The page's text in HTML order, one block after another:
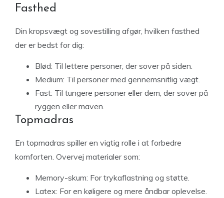
Fasthed
Din kropsvægt og sovestilling afgør, hvilken fasthed
der er bedst for dig:
Blød: Til lettere personer, der sover på siden.
Medium: Til personer med gennemsnitlig vægt.
Fast: Til tungere personer eller dem, der sover på
ryggen eller maven.
Topmadras
En topmadras spiller en vigtig rolle i at forbedre
komforten. Overvej materialer som:
Memory-skum: For trykaflastning og støtte.
Latex: For en køligere og mere åndbar oplevelse.